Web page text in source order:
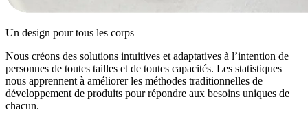
Un design pour tous les corps
Nous créons des solutions intuitives et adaptatives à l’intention de
personnes de toutes tailles et de toutes capacités. Les statistiques
nous apprennent à améliorer les méthodes traditionnelles de
développement de produits pour répondre aux besoins uniques de
chacun.